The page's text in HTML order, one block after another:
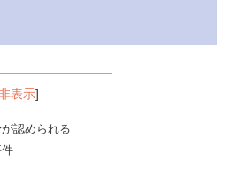
表示]
認められる